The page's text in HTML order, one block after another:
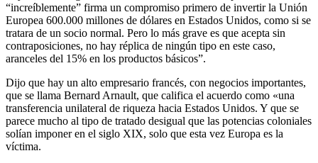
“increíblemente” firma un compromiso primero de invertir la Unión
Europea 600.000 millones de dólares en Estados Unidos, como si se
tratara de un socio normal. Pero lo más grave es que acepta sin
contraposiciones, no hay réplica de ningún tipo en este caso,
aranceles del 15% en los productos básicos”.
Dijo que hay un alto empresario francés, con negocios importantes,
que se llama Bernard Arnault, que califica el acuerdo como «una
transferencia unilateral de riqueza hacia Estados Unidos. Y que se
parece mucho al tipo de tratado desigual que las potencias coloniales
solían imponer en el siglo XIX, solo que esta vez Europa es la
víctima.